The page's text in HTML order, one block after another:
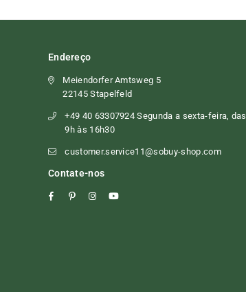
Endereço
Meiendorfer Amtsweg 5
22145 Stapelfeld
+49 40 63307924 Segunda a sexta-feira, das
9h às 16h30
customer.service11@sobuy-shop.com
Contate-nos
FacebookPinterestInstagramYouTube